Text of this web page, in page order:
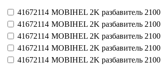
41672114 MOBIHEL 2K разбавитель 2100
41672114 MOBIHEL 2K разбавитель 2100
41672114 MOBIHEL 2K разбавитель 2100
41672114 MOBIHEL 2K разбавитель 2100
41672114 MOBIHEL 2K разбавитель 2100